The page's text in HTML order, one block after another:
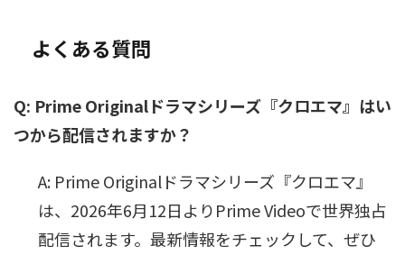
よくある質問
Q: Prime Originalドラマシリーズ『クロエマ』はい
つから配信されますか？
A: Prime Originalドラマシリーズ『クロエマ』
は、2026年6月12日よりPrime Videoで世界独占
配信されます。最新情報をチェックして、ぜひ